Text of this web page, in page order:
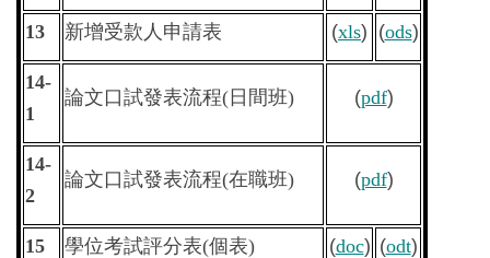
13 新增受款人申請表 (xls) (ods)
14-
1
論文口試發表流程(日間班) (pdf)
14-
2
論文口試發表流程(在職班) (pdf)
15 學位考試評分表(個表) (doc) (odt)